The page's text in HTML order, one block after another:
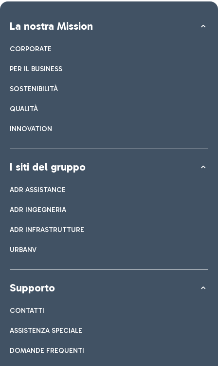
La nostra Mission
CORPORATE
PER IL BUSINESS
SOSTENIBILITÀ
QUALITÀ
INNOVATION
I siti del gruppo
ADR ASSISTANCE
ADR INGEGNERIA
ADR INFRASTRUTTURE
URBANV
Supporto
CONTATTI
ASSISTENZA SPECIALE
DOMANDE FREQUENTI